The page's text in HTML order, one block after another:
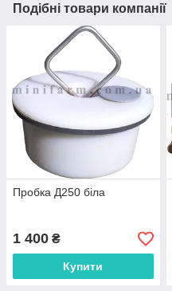
Подібні товари компанії
Пробка Д250 біла
1 400 ₴
Купити